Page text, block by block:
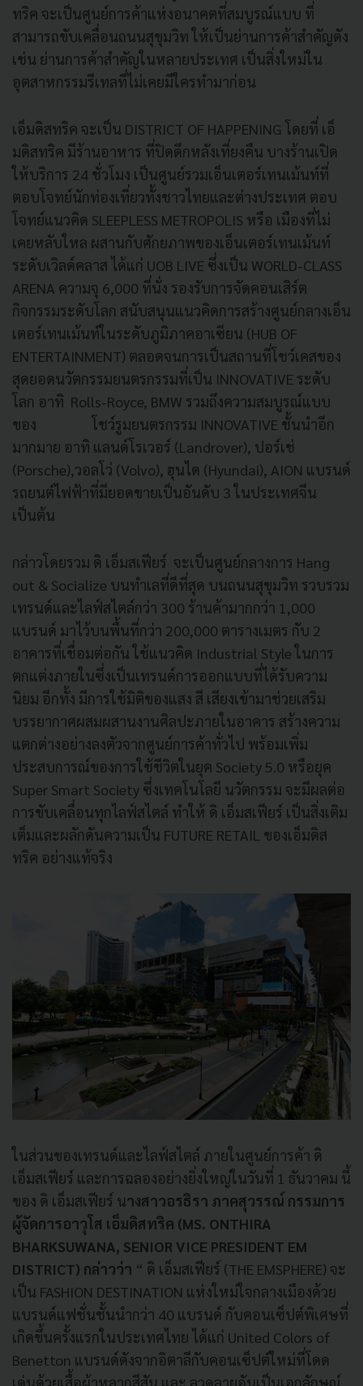
ทริค จะเป็นศูนย์การค้าแห่งอนาคตที่สมบูรณ์แบบ ที่
สามารถขับเคลื่อนถนนสุขุมวิท ให้เป็นย่านการค้าสำคัญดัง
เช่น ย่านการค้าสำคัญในหลายประเทศ เป็นสิ่งใหม่ใน
อุตสาหกรรมรีเทลที่ไม่เคยมีใครทำมาก่อน
เอ็มดิสทริค จะเป็น DISTRICT OF HAPPENING โดยที่ เอ็
มดิสทริค มีร้านอาหาร ที่ปิดดึกหลังเที่ยงคืน บางร้านเปิด
ให้บริการ 24 ชั่วโมง เป็นศูนย์รวมเอ็นเตอร์เทนเม้นท์ที่
ตอบโจทย์นักท่องเที่ยวทั้งชาวไทยและต่างประเทศ ตอบ
โจทย์แนวคิด SLEEPLESS METROPOLIS หรือ เมืองที่ไม่
เคยหลับใหล ผสานกับศักยภาพของเอ็นเตอร์เทนเม้นท์
ระดับเวิลด์คลาส ได้แก่ UOB LIVE ซึ่งเป็น WORLD-CLASS
ARENA ความจุ 6,000 ที่นั่ง รองรับการจัดคอนเสิร์ต
กิจกรรมระดับโลก สนับสนุนแนวคิดการสร้างศูนย์กลางเอ็น
เตอร์เทนเม้นท์ในระดับภูมิภาคอาเซียน (HUB OF
ENTERTAINMENT) ตลอดจนการเป็นสถานที่โชว์เคสของ
สุดยอดนวัตกรรมยนตรกรรมที่เป็น INNOVATIVE ระดับ
โลก อาทิ Rolls-Royce, BMW รวมถึงความสมบูรณ์แบบ
ของ โชว์รูมยนตรกรรม INNOVATIVE ชั้นนำอีก
มากมาย อาทิ แลนด์โรเวอร์ (Landrover), ปอร์เช่
(Porsche),วอลโว่ (Volvo), ฮุนได (Hyundai), AION แบรนด์
รถยนต์ไฟฟ้าที่มียอดขายเป็นอันดับ 3 ในประเทศจีน
เป็นต้น
กล่าวโดยรวม ดิ เอ็มสเฟียร์ จะเป็นศูนย์กลางการ Hang
out & Socialize บนทำเลที่ดีที่สุด บนถนนสุขุมวิท รวบรวม
เทรนด์และไลฟ์สไตล์กว่า 300 ร้านค้ามากกว่า 1,000
แบรนด์ มาไว้บนพื้นที่กว่า 200,000 ตารางเมตร กับ 2
อาคารที่เชื่อมต่อกัน ใช้แนวคิด Industrial Style ในการ
ตกแต่งภายในซึ่งเป็นเทรนด์การออกแบบที่ได้รับความ
นิยม อีกทั้ง มีการใช้มิติของแสง สี เสียงเข้ามาช่วยเสริม
บรรยากาศผสมผสานงานศิลปะภายในอาคาร สร้างความ
แตกต่างอย่างลงตัวจากศูนย์การค้าทั่วไป พร้อมเพิ่ม
ประสบการณ์ของการใช้ชีวิตในยุค Society 5.0 หรือยุค
Super Smart Society ซึ่งเทคโนโลยี นวัตกรรม จะมีผลต่อ
การขับเคลื่อนทุกไลฟ์สไตล์ ทำให้ ดิ เอ็มสเฟียร์ เป็นสิ่งเติม
เต็มและผลักดันความเป็น FUTURE RETAIL ของเอ็มดิส
ทริค อย่างแท้จริง
ในส่วนของเทรนด์และไลฟ์สไตล์ ภายในศูนย์การค้า ดิ
เอ็มสเฟียร์ และการฉลองอย่างยิ่งใหญ่ในวันที่ 1 ธันวาคม นี้
ของ ดิ เอ็มสเฟียร์ นางสาวอรธิรา ภาคสุวรรณ์ กรรมการ
ผู้จัดการอาวุโส เอ็มดิสทริค (MS. ONTHIRA
BHARKSUWANA, SENIOR VICE PRESIDENT EM
DISTRICT) กล่าวว่า “ ดิ เอ็มสเฟียร์ (THE EMSPHERE) จะ
เป็น FASHION DESTINATION แห่งใหม่ใจกลางเมืองด้วย
แบรนด์แฟชั่นชั้นนำกว่า 40 แบรนด์ กับคอนเซ็ปต์พิเศษที่
เกิดขึ้นครั้งแรกในประเทศไทย ได้แก่ United Colors of
Benetton แบรนด์ดังจากอิตาลีกับคอนเซ็ปต์ใหม่ที่โดด